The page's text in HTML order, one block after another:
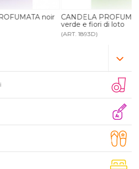
noir
CANDELA PROFUMATA tè
verde e fiori di loto
(ART. 1893D)